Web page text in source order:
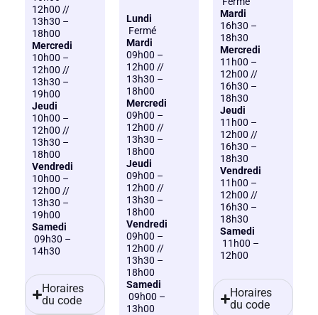
12h00 //
13h30 –
18h00
Mercredi
10h00 –
12h00 //
13h30 –
19h00
Jeudi
10h00 –
12h00 //
13h30 –
18h00
Vendredi
10h00 –
12h00 //
13h30 –
19h00
Samedi
09h30 –
14h30
Horaires
du code
Lundi
Fermé
Mardi
09h00 –
12h00 //
13h30 –
18h00
Mercredi
09h00 –
12h00 //
13h30 –
18h00
Jeudi
09h00 –
12h00 //
13h30 –
18h00
Vendredi
09h00 –
12h00 //
13h30 –
18h00
Samedi
09h00 –
13h00
Mardi
16h30 –
18h30
Mercredi
11h00 –
12h00 //
16h30 –
18h30
Jeudi
11h00 –
12h00 //
16h30 –
18h30
Vendredi
11h00 –
12h00 //
16h30 –
18h30
Samedi
11h00 –
12h00
Horaires
du code